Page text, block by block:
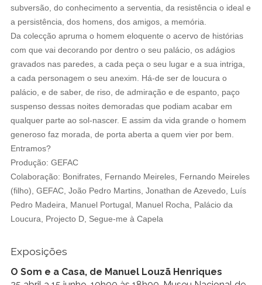
subversão, do conhecimento a serventia, da resistência o ideal e
a persistência, dos homens, dos amigos, a memória.
Da colecção apruma o homem eloquente o acervo de histórias
com que vai decorando por dentro o seu palácio, os adágios
gravados nas paredes, a cada peça o seu lugar e a sua intriga,
a cada personagem o seu anexim. Há-de ser de loucura o
palácio, e de saber, de riso, de admiração e de espanto, paço
suspenso dessas noites demoradas que podiam acabar em
qualquer parte ao sol-nascer. E assim da vida grande o homem
generoso faz morada, de porta aberta a quem vier por bem.
Entramos?
Produção: GEFAC
Colaboração: Bonifrates, Fernando Meireles, Fernando Meireles
(filho), GEFAC, João Pedro Martins, Jonathan de Azevedo, Luís
Pedro Madeira, Manuel Portugal, Manuel Rocha, Palácio da
Loucura, Projecto D, Segue-me à Capela
Exposições
O Som e a Casa, de Manuel Louzã Henriques